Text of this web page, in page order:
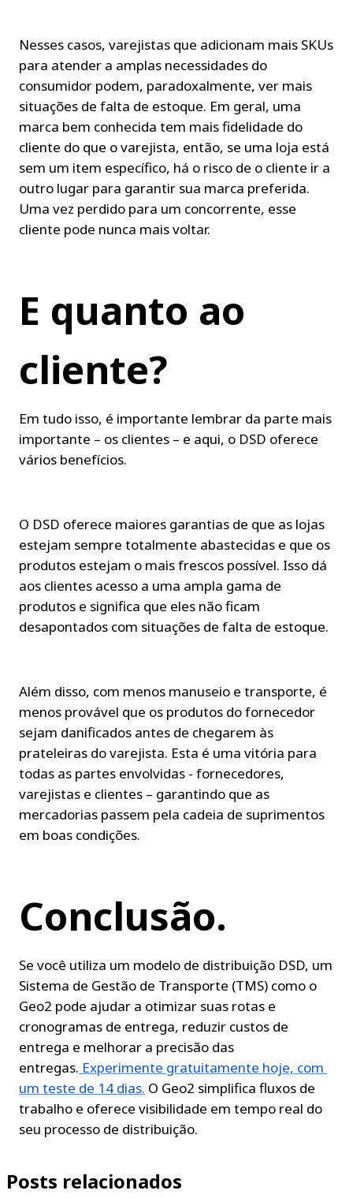
Nesses casos, varejistas que adicionam mais SKUs
para atender a amplas necessidades do
consumidor podem, paradoxalmente, ver mais
situações de falta de estoque. Em geral, uma
marca bem conhecida tem mais fidelidade do
cliente do que o varejista, então, se uma loja está
sem um item específico, há o risco de o cliente ir a
outro lugar para garantir sua marca preferida.
Uma vez perdido para um concorrente, esse
cliente pode nunca mais voltar.
E quanto ao
cliente?
Em tudo isso, é importante lembrar da parte mais
importante – os clientes – e aqui, o DSD oferece
vários benefícios.
O DSD oferece maiores garantias de que as lojas
estejam sempre totalmente abastecidas e que os
produtos estejam o mais frescos possível. Isso dá
aos clientes acesso a uma ampla gama de
produtos e significa que eles não ficam
desapontados com situações de falta de estoque.
Além disso, com menos manuseio e transporte, é
menos provável que os produtos do fornecedor
sejam danificados antes de chegarem às
prateleiras do varejista. Esta é uma vitória para
todas as partes envolvidas - fornecedores,
varejistas e clientes – garantindo que as
mercadorias passem pela cadeia de suprimentos
em boas condições.
Conclusão.
Se você utiliza um modelo de distribuição DSD, um
Sistema de Gestão de Transporte (TMS) como o
Geo2 pode ajudar a otimizar suas rotas e
cronogramas de entrega, reduzir custos de
entrega e melhorar a precisão das
entregas. Experimente gratuitamente hoje, com
um teste de 14 dias. O Geo2 simplifica fluxos de
trabalho e oferece visibilidade em tempo real do
seu processo de distribuição.
Posts relacionados